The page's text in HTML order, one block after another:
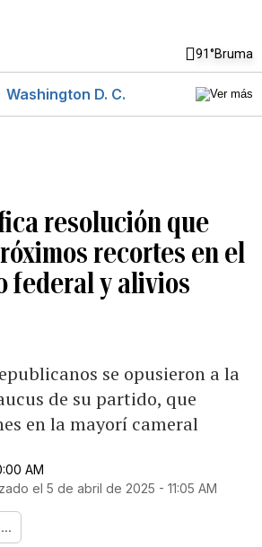
91°Bruma
Washington D. C.
resolución que
recortes en el
federal y alivios
se opusieron a la
de su partido, que
en la mayorí cameral
AM
el 5 de abril de 2025 - 11:05 AM
...